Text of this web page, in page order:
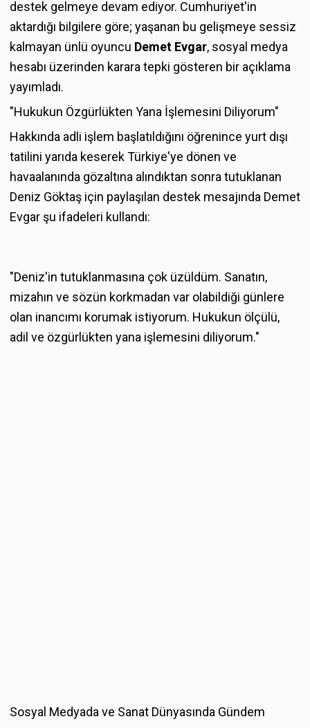
destek gelmeye devam ediyor. Cumhuriyet'in
aktardığı bilgilere göre; yaşanan bu gelişmeye sessiz
kalmayan ünlü oyuncu Demet Evgar, sosyal medya
hesabı üzerinden karara tepki gösteren bir açıklama
yayımladı.
"Hukukun Özgürlükten Yana İşlemesini Diliyorum"
Hakkında adli işlem başlatıldığını öğrenince yurt dışı
tatilini yarıda keserek Türkiye'ye dönen ve
havaalanında gözaltına alındıktan sonra tutuklanan
Deniz Göktaş için paylaşılan destek mesajında Demet
Evgar şu ifadeleri kullandı:
"Deniz'in tutuklanmasına çok üzüldüm. Sanatın,
mizahın ve sözün korkmadan var olabildiği günlere
olan inancımı korumak istiyorum. Hukukun ölçülü,
adil ve özgürlükten yana işlemesini diliyorum."
Sosyal Medyada ve Sanat Dünyasında Gündem